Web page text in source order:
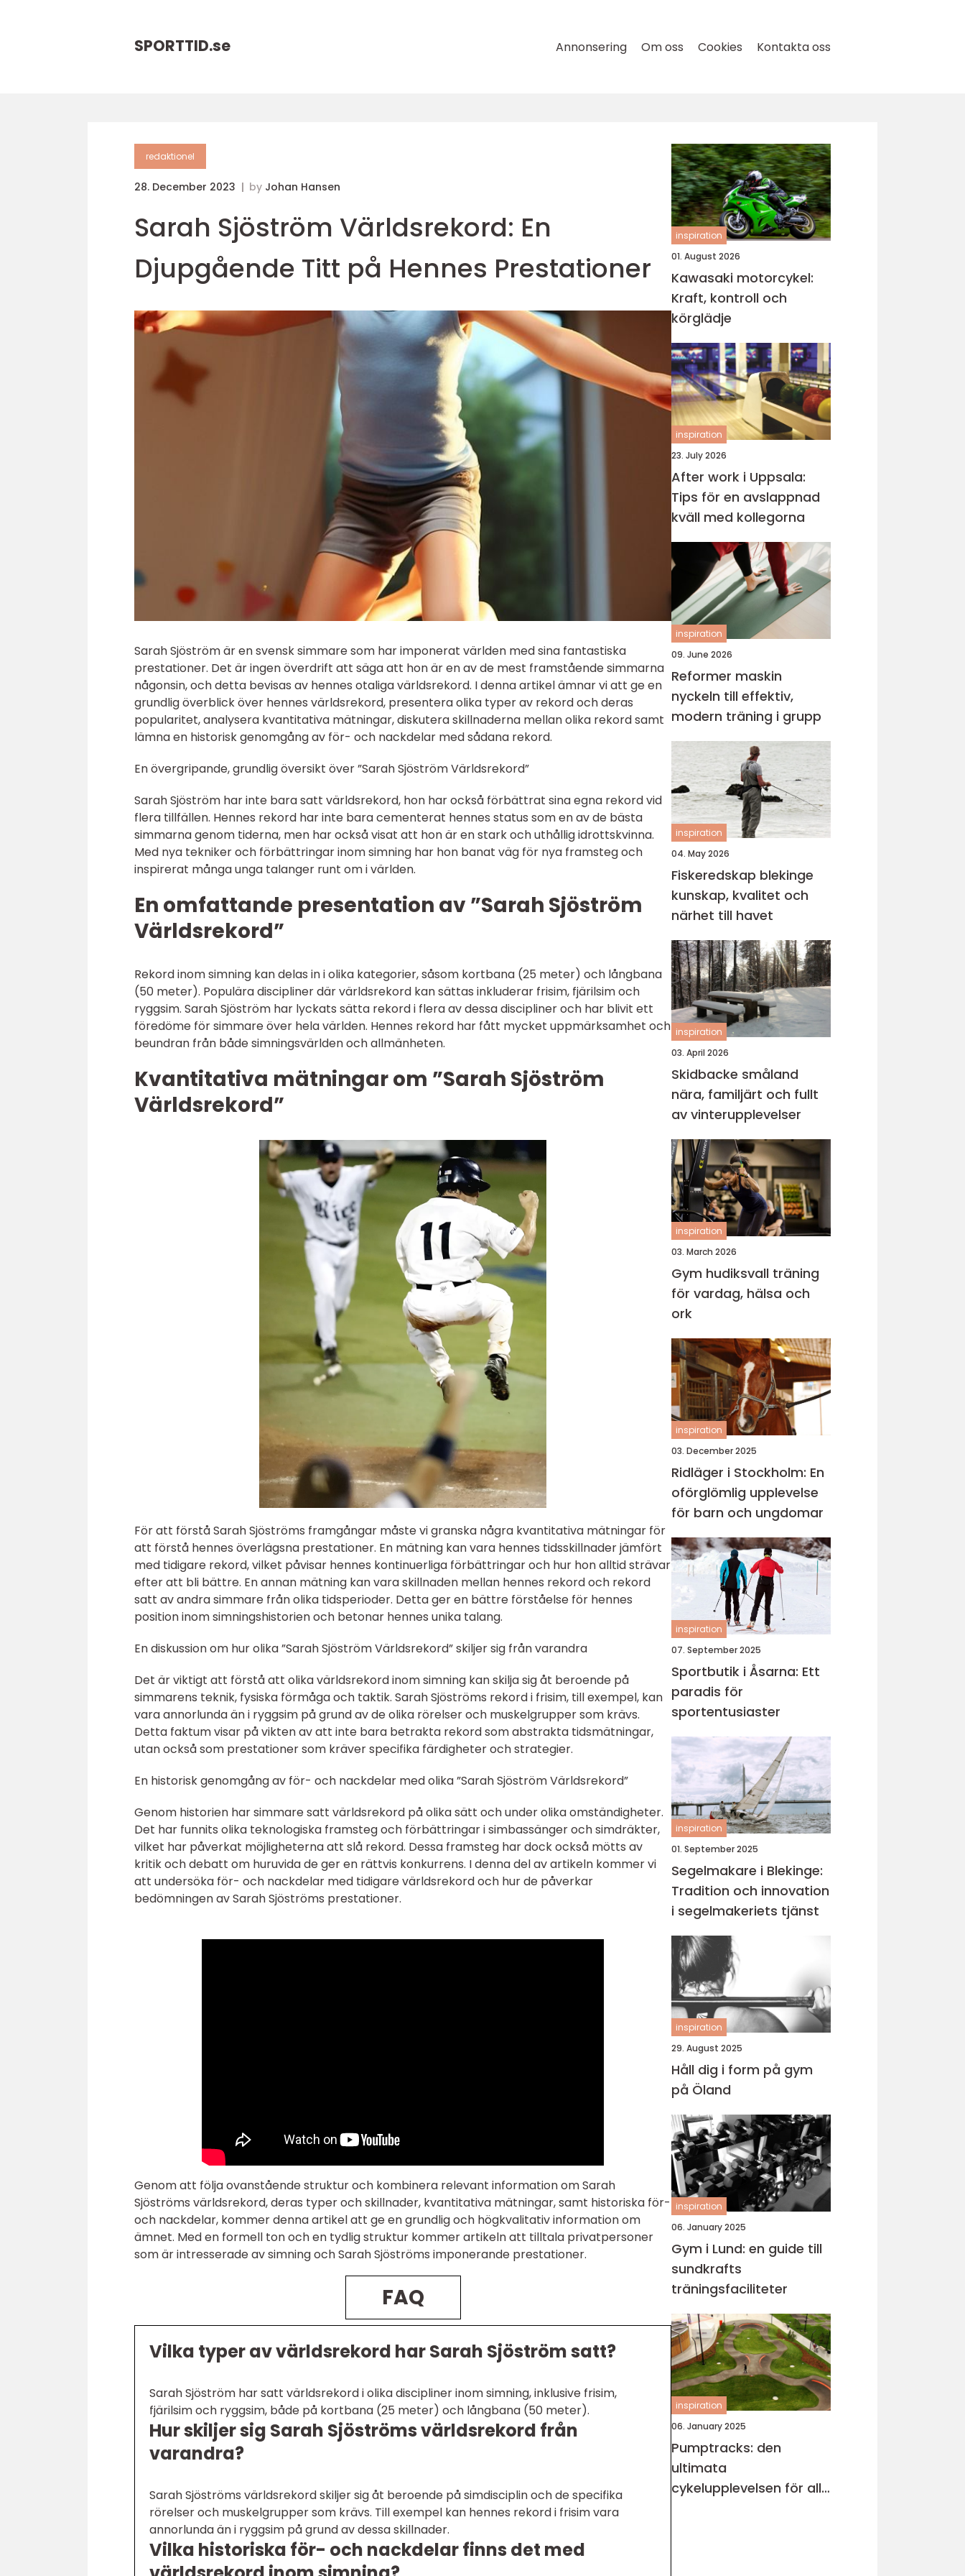
SPORTTID.se Annonsering Om oss Cookies Kontakta oss
redaktionel
28. December 2023 by Johan Hansen
Sarah Sjöström Världsrekord: En
Djupgående Titt på Hennes Prestationer
Sarah Sjöström är en svensk simmare som har imponerat världen med sina fantastiska
prestationer. Det är ingen överdrift att säga att hon är en av de mest framstående simmarna
någonsin, och detta bevisas av hennes otaliga världsrekord. I denna artikel ämnar vi att ge en
grundlig överblick över hennes världsrekord, presentera olika typer av rekord och deras
popularitet, analysera kvantitativa mätningar, diskutera skillnaderna mellan olika rekord samt
lämna en historisk genomgång av för- och nackdelar med sådana rekord.
En övergripande, grundlig översikt över ”Sarah Sjöström Världsrekord”
Sarah Sjöström har inte bara satt världsrekord, hon har också förbättrat sina egna rekord vid
flera tillfällen. Hennes rekord har inte bara cementerat hennes status som en av de bästa
simmarna genom tiderna, men har också visat att hon är en stark och uthållig idrottskvinna.
Med nya tekniker och förbättringar inom simning har hon banat väg för nya framsteg och
inspirerat många unga talanger runt om i världen.
En omfattande presentation av ”Sarah Sjöström
Världsrekord”
Rekord inom simning kan delas in i olika kategorier, såsom kortbana (25 meter) och långbana
(50 meter). Populära discipliner där världsrekord kan sättas inkluderar frisim, fjärilsim och
ryggsim. Sarah Sjöström har lyckats sätta rekord i flera av dessa discipliner och har blivit ett
föredöme för simmare över hela världen. Hennes rekord har fått mycket uppmärksamhet och
beundran från både simningsvärlden och allmänheten.
Kvantitativa mätningar om ”Sarah Sjöström
Världsrekord”
För att förstå Sarah Sjöströms framgångar måste vi granska några kvantitativa mätningar för
att förstå hennes överlägsna prestationer. En mätning kan vara hennes tidsskillnader jämfört
med tidigare rekord, vilket påvisar hennes kontinuerliga förbättringar och hur hon alltid strävar
efter att bli bättre. En annan mätning kan vara skillnaden mellan hennes rekord och rekord
satt av andra simmare från olika tidsperioder. Detta ger en bättre förståelse för hennes
position inom simningshistorien och betonar hennes unika talang.
En diskussion om hur olika ”Sarah Sjöström Världsrekord” skiljer sig från varandra
Det är viktigt att förstå att olika världsrekord inom simning kan skilja sig åt beroende på
simmarens teknik, fysiska förmåga och taktik. Sarah Sjöströms rekord i frisim, till exempel, kan
vara annorlunda än i ryggsim på grund av de olika rörelser och muskelgrupper som krävs.
Detta faktum visar på vikten av att inte bara betrakta rekord som abstrakta tidsmätningar,
utan också som prestationer som kräver specifika färdigheter och strategier.
En historisk genomgång av för- och nackdelar med olika ”Sarah Sjöström Världsrekord”
Genom historien har simmare satt världsrekord på olika sätt och under olika omständigheter.
Det har funnits olika teknologiska framsteg och förbättringar i simbassänger och simdräkter,
vilket har påverkat möjligheterna att slå rekord. Dessa framsteg har dock också mötts av
kritik och debatt om huruvida de ger en rättvis konkurrens. I denna del av artikeln kommer vi
att undersöka för- och nackdelar med tidigare världsrekord och hur de påverkar
bedömningen av Sarah Sjöströms prestationer.
Genom att följa ovanstående struktur och kombinera relevant information om Sarah
Sjöströms världsrekord, deras typer och skillnader, kvantitativa mätningar, samt historiska för-
och nackdelar, kommer denna artikel att ge en grundlig och högkvalitativ information om
ämnet. Med en formell ton och en tydlig struktur kommer artikeln att tilltala privatpersoner
som är intresserade av simning och Sarah Sjöströms imponerande prestationer.
FAQ
Vilka typer av världsrekord har Sarah Sjöström satt?
Sarah Sjöström har satt världsrekord i olika discipliner inom simning, inklusive frisim,
fjärilsim och ryggsim, både på kortbana (25 meter) och långbana (50 meter).
Hur skiljer sig Sarah Sjöströms världsrekord från
varandra?
Sarah Sjöströms världsrekord skiljer sig åt beroende på simdisciplin och de specifika
rörelser och muskelgrupper som krävs. Till exempel kan hennes rekord i frisim vara
annorlunda än i ryggsim på grund av dessa skillnader.
Vilka historiska för- och nackdelar finns det med
inspiration
01. August 2026
Kawasaki motorcykel:
Kraft, kontroll och
körglädje
inspiration
23. July 2026
After work i Uppsala:
Tips för en avslappnad
kväll med kollegorna
inspiration
09. June 2026
Reformer maskin
nyckeln till effektiv,
modern träning i grupp
inspiration
04. May 2026
Fiskeredskap blekinge
kunskap, kvalitet och
närhet till havet
inspiration
03. April 2026
Skidbacke småland
nära, familjärt och fullt
av vinterupplevelser
inspiration
03. March 2026
Gym hudiksvall träning
för vardag, hälsa och
ork
inspiration
03. December 2025
Ridläger i Stockholm: En
oförglömlig upplevelse
för barn och ungdomar
inspiration
07. September 2025
Sportbutik i Åsarna: Ett
paradis för
sportentusiaster
inspiration
01. September 2025
Segelmakare i Blekinge:
Tradition och innovation
i segelmakeriets tjänst
inspiration
29. August 2025
Håll dig i form på gym
på Öland
inspiration
06. January 2025
Gym i Lund: en guide till
sundkrafts
träningsfaciliteter
inspiration
06. January 2025
Pumptracks: den
ultimata
cykelupplevelsen för alla